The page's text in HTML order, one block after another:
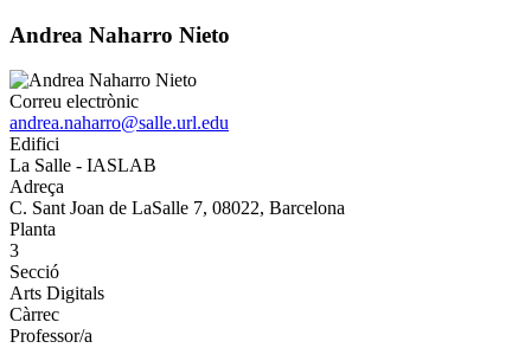
Andrea Naharro Nieto
Correu electrònic
andrea.naharro@salle.url.edu
Edifici
La Salle - IASLAB
Adreça
C. Sant Joan de LaSalle 7, 08022, Barcelona
Planta
3
Secció
Arts Digitals
Càrrec
Professor/a